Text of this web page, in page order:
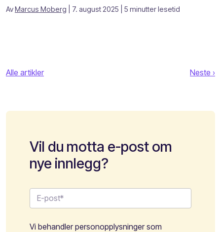
AvMarcus Moberg | 7. august 2025 | 5 minutter lesetid
Alle artikler Neste ›
Vil du motta e-post om
nye innlegg?
Vi behandler personopplysninger som